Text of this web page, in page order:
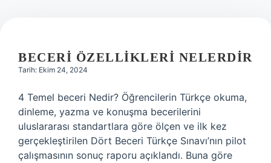
BECERI ÖZELLIKLERI NELERDIR
Tarih: Ekim 24, 2024
4 Temel beceri Nedir? Öğrencilerin Türkçe okuma,
dinleme, yazma ve konuşma becerilerini
uluslararası standartlara göre ölçen ve ilk kez
gerçekleştirilen Dört Beceri Türkçe Sınavı’nın pilot
çalışmasının sonuç raporu açıklandı. Buna göre